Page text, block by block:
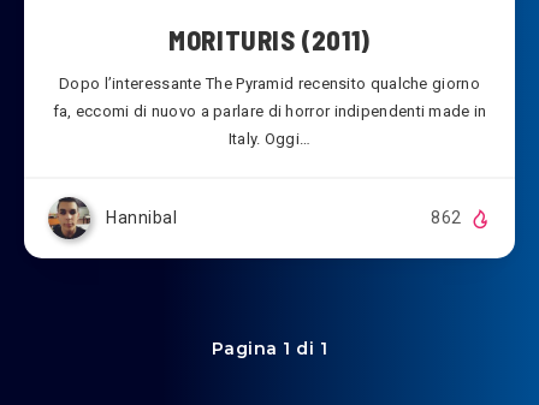
MORITURIS (2011)
Dopo l’interessante The Pyramid recensito qualche giorno
fa, eccomi di nuovo a parlare di horror indipendenti made in
Italy. Oggi…
Hannibal 862
Pagina 1 di 1